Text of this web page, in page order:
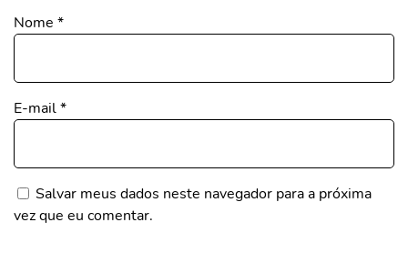
Nome *
E-mail*
Salvar meus dados neste navegador para a próxima
vez que eu comentar.